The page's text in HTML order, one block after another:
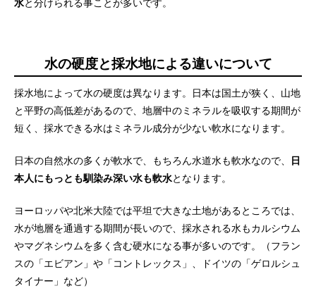
水の硬度と採水地による違いについて
採水地によって水の硬度は異なります。日本は国土が狭く、山地
と平野の高低差があるので、地層中のミネラルを吸収する期間が
短く、採水できる水はミネラル成分が少ない軟水になります。
日本の自然水の多くが軟水で、もちろん水道水も軟水なので、
日
本人にもっとも馴染み深い水も軟水となります。
ヨーロッパや北米大陸では平坦で大きな土地があるところでは、
水が地層を通過する期間が長いので、採水される水もカルシウム
やマグネシウムを多く含む硬水になる事が多いのです。（フラン
スの「エビアン」や「コントレックス」、ドイツの「ゲロルシュ
タイナー」など）